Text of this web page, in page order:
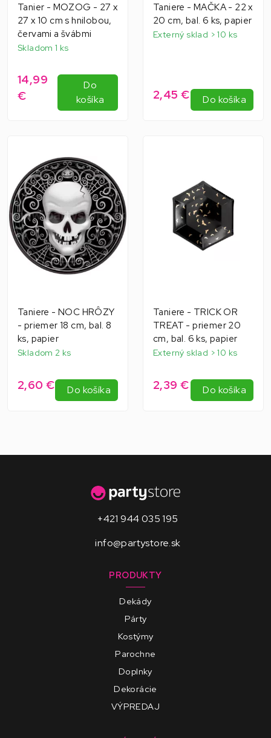
Tanier - MOZOG - 27 x
27 x 10 cm s hnilobou,
červami a švábmi
Skladom 1 ks
14,99
€
Do
košíka
Taniere - MAČKA - 22 x
20 cm, bal. 6 ks, papier
Externý sklad > 10 ks
2,45 € Do košíka
Taniere - NOC HRÔZY
- priemer 18 cm, bal. 8
ks, papier
Skladom 2 ks
2,60 € Do košíka
Taniere - TRICK OR
TREAT - priemer 20
cm, bal. 6 ks, papier
Externý sklad > 10 ks
2,39 € Do košíka
+421 944 035 195
info@partystore.sk
PRODUKTY
Dekády
Párty
Kostýmy
Parochne
Doplnky
Dekorácie
VÝPREDAJ